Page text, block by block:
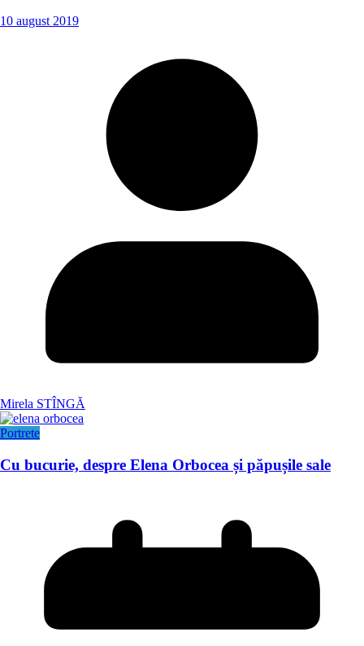
10 august 2019
Mirela STÎNGĂ
Portrete
Cu bucurie, despre Elena Orbocea și păpușile sale